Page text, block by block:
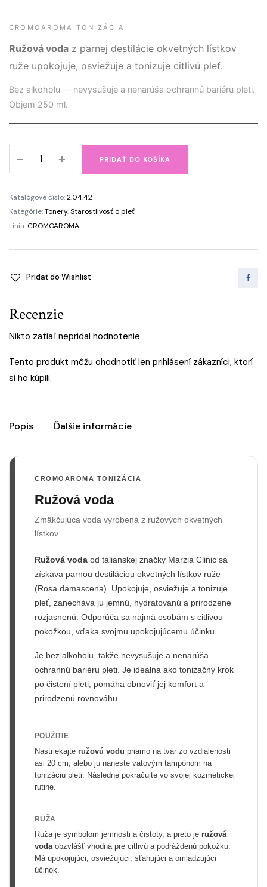
CROMOAROMA TONIZÁCIA
Ružová voda z parnej destilácie okvetných lístkov
ruže upokojuje, osviežuje a tonizuje citlivú pleť.
Bez alkoholu — nevysušuje a nenarúša ochrannú bariéru pleti.
Objem 250 ml.
voda
spreji
CROMOAROMA
quantity
PRIDAŤ DO KOŠÍKA
Katalógové číslo:2.04.42
Kategórie:Tonery,Starostlivosť o pleť
Línia: CROMOAROMA
Pridať do Wishlist
Recenzie
Nikto zatiaľ nepridal hodnotenie.
Tento produkt môžu ohodnotiť len prihlásení zákazníci, ktorí
si ho kúpili.
Popis Ďalšie informácie
CROMOAROMA TONIZÁCIA
Ružová voda
Zmäkčujúca voda vyrobená z ružových okvetných
lístkov
Ružová voda od talianskej značky Marzia Clinic sa
získava parnou destiláciou okvetných lístkov ruže
(Rosa damascena). Upokojuje, osviežuje a tonizuje
pleť, zanecháva ju jemnú, hydratovanú a prirodzene
rozjasnenú. Odporúča sa najmä osobám s citlivou
pokožkou, vďaka svojmu upokojujúcemu účinku.
Je bez alkoholu, takže nevysušuje a nenarúša
ochrannú bariéru pleti. Je ideálna ako tonizačný krok
po čistení pleti, pomáha obnoviť jej komfort a
prirodzenú rovnováhu.
POUŽITIE
Nastriekajte ružovú vodu priamo na tvár zo vzdialenosti
asi 20 cm, alebo ju naneste vatovým tampónom na
tonizáciu pleti. Následne pokračujte vo svojej kozmetickej
rutine.
RUŽA
Ruža je symbolom jemnosti a čistoty, a preto je ružová
voda obzvlášť vhodná pre citlivú a podráždenú pokožku.
Má upokojujúci, osviežujúci, sťahujúci a omladzujúci
účinok.